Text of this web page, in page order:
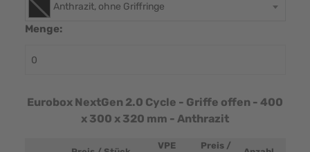
Anthrazit, ohne Griffringe
Menge:
Eurobox NextGen 2.0 Cycle - Griffe offen - 400
x 300 x 320 mm - Anthrazit
VPE
Preis /